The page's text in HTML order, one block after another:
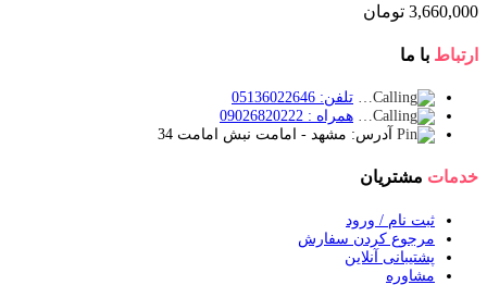
3,660,000 تومان
ارتباط با ما
تلفن: 05136022646
همراه : 09026820222
آدرس: مشهد - امامت نبش امامت 34
خدمات مشتریان
ثبت نام / ورود
مرجوع کردن سفارش
پشتیبانی آنلاین
مشاوره